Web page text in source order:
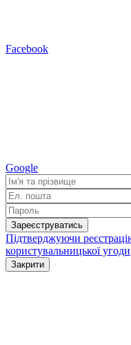
Facebook
Google
Зареєструватись
Підтверджуючи
користувальницької угоди
Закрити